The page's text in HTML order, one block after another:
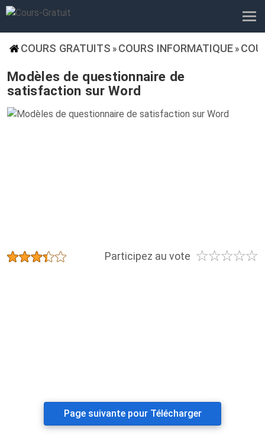
COURS GRATUITS » COURS INFORMATIQUE »
Modèles de questionnaire de
satisfaction sur Word
Participez au vote ☆☆☆☆☆
★★★★★
Page suivante pour Télécharger